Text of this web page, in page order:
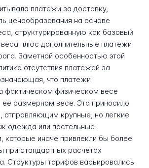
платежи за доставку,
ценообразования на основе
структурированную как базовый
плюс дополнительные платежи
Заметной особенностью этой
отсутствия платежей за
что платежи
фактическом физическом весе
ее размерном весе. Это приносило
отправляющим крупные, но легкие
одежда или постельные
которые иначе привлекли бы более
при стандартных расчетах
Структуры тарифов варьировались